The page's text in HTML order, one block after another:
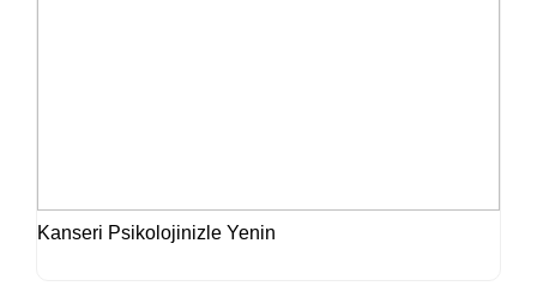
Kanseri Psikolojinizle Yenin